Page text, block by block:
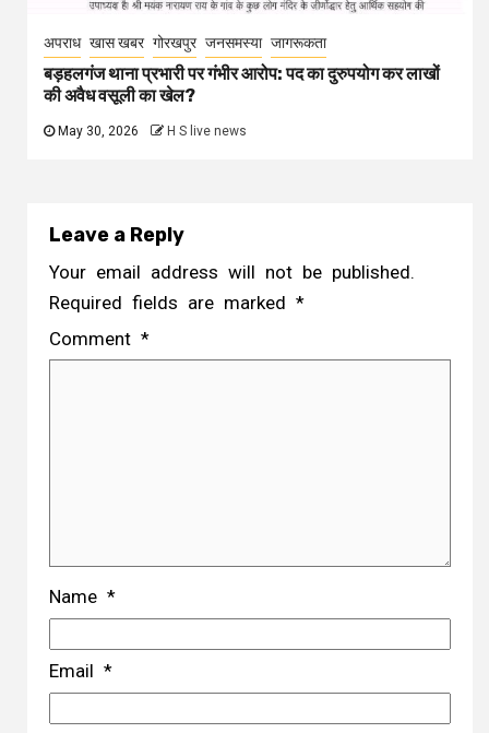
अपराध खास खबर गोरखपुर जनसमस्या जागरूकता
बड़हलगंज थाना प्रभारी पर गंभीर आरोप: पद का दुरुपयोग कर लाखों
की अवैध वसूली का खेल?
May 30, 2026 H S live news
Leave a Reply
Your email address will not be published.
Required fields are marked *
Comment *
Name *
Email *